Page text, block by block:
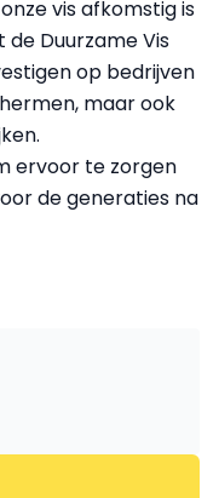
vis afkomstig is
Duurzame Vis
op bedrijven
maar ook
ervoor te zorgen
de generaties na